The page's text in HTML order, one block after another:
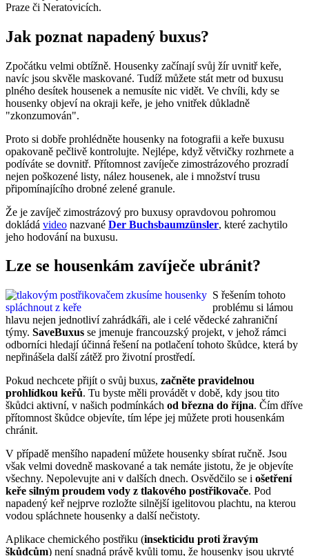
Praze či Neratovicích.
Jak poznat napadený buxus?
Zpočátku velmi obtížně. Housenky začínají svůj žír uvnitř keře,
navíc jsou skvěle maskované. Tudíž můžete stát metr od buxusu
plného desítek housenek a nemusíte nic vidět. Ve chvíli, kdy se
housenky objeví na okraji keře, je jeho vnitřek důkladně
"zkonzumován".
Proto si dobře prohlédněte housenky na fotografii a keře buxusu
opakovaně pečlivě kontrolujte. Nejlépe, když větvičky rozhrnete a
podíváte se dovnitř. Přítomnost zavíječe zimostrázového prozradí
nejen poškozené listy, nález housenek, ale i množství trusu
připomínajícího drobné zelené granule.
Že je zavíječ zimostrázový pro buxusy opravdovou pohromou
dokládá video nazvané Der Buchsbaumzünsler, které zachytilo
jeho hodování na buxusu.
Lze se housenkám zavíječe ubránit?
S řešením tohoto
problému si lámou
hlavu nejen jednotliví zahrádkáři, ale i celé vědecké zahraniční
týmy. SaveBuxus se jmenuje francouzský projekt, v jehož rámci
odborníci hledají účinná řešení na potlačení tohoto škůdce, která by
nepřinášela další zátěž pro životní prostředí.
Pokud nechcete přijít o svůj buxus, začněte pravidelnou
prohlídkou keřů. Tu byste měli provádět v době, kdy jsou tito
škůdci aktivní, v našich podmínkách od března do října. Čím dříve
přítomnost škůdce objevíte, tím lépe jej můžete proti housenkám
chránit.
V případě menšího napadení můžete housenky sbírat ručně. Jsou
však velmi dovedně maskované a tak nemáte jistotu, že je objevíte
všechny. Nepolevujte ani v dalších dnech. Osvědčilo se i ošetření
keře silným proudem vody z tlakového postřikovače. Pod
napadený keř nejprve rozložte silnější igelitovou plachtu, na kterou
vodou spláchnete housenky a další nečistoty.
Aplikace chemického postřiku (insekticidu proti žravým
škůdcům) není snadná právě kvůli tomu, že housenky jsou ukryté